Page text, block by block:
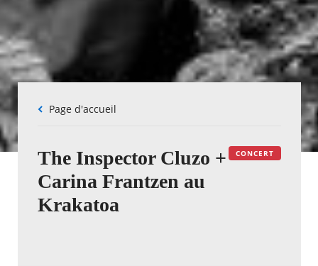
Fil
Page d'accueil
CONCERT
The Inspector Cluzo +
Carina Frantzen au
Krakatoa